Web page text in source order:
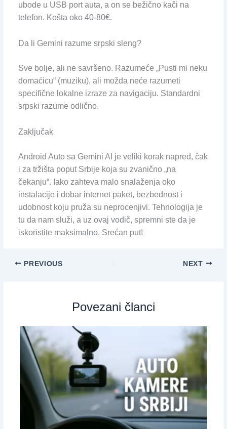
ubode u USB port auta, a on se bežično kači na
telefon. Košta oko 40-80€.
Da li Gemini razume srpski sleng?
Sve bolje, ali ne savršeno. Razumeće „Pusti mi neku
domaćicu“ (muziku), ali možda neće razumeti
specifične lokalne izraze za navigaciju. Standardni
srpski razume odlično.
Zaključak
Android Auto sa Gemini AI je veliki korak napred, čak
i za tržišta poput Srbije koja su zvanično „na
čekanju“. Iako zahteva malo snalaženja oko
instalacije i dobar internet paket, bezbednost i
udobnost koju pruža su neprocenjivi. Tehnologija je
tu da nam služi, a uz ovaj vodič, spremni ste da je
iskoristite maksimalno. Srećan put!
PREVIOUS NEXT
Povezani članci